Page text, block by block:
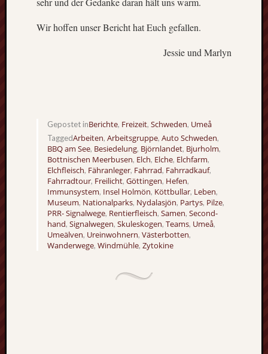
Wir hoffen unser Bericht hat Euch gefallen.
Jessie und Marlyn
Gepostet inBerichte, Freizeit, Schweden, Umeå
TaggedArbeiten, Arbeitsgruppe, Auto Schweden,
BBQ am See, Besiedelung, Björnlandet, Bjurholm,
Bottnischen Meerbusen, Elch, Elche, Elchfarm,
Elchfleisch, Fähranleger, Fahrrad, Fahrradkauf,
Fahrradtour, Freilicht, Göttingen, Hefen,
Immunsystem, Insel Holmön, Köttbullar, Leben,
Museum, Nationalparks, Nydalasjön, Partys, Pilze,
PRR- Signalwege, Rentierfleisch, Samen, Second-
hand, Signalwegen, Skuleskogen, Teams, Umeå,
Umeälven, Ureinwohnern, Västerbotten,
Wanderwege, Windmühle, Zytokine